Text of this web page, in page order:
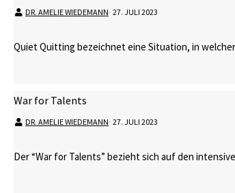
DR. AMELIE WIEDEMANN⋅ 27. JULI 2023
Quiet Quitting bezeichnet eine Situation, in
War for Talents
DR. AMELIE WIEDEMANN⋅ 27. JULI 2023
Der “War for Talents” bezieht sich auf den